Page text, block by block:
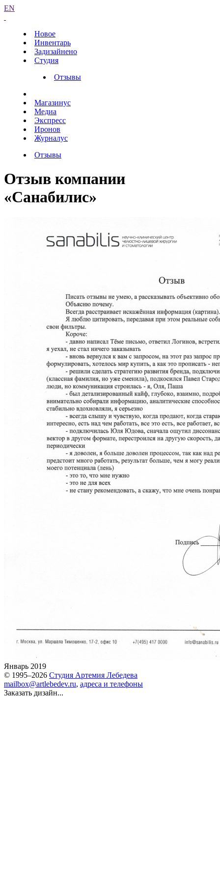
EN
Новое
Инвентарь
Задизайнено
Студия
Отзывы
Магазинус
Медиа
Экспресс
Иронов
Журналус
Отзывы
Отзыв компании
«Санабилис»
Январь 2019
© 1995–2026 Студия Артемия Лебедева
mailbox@artlebedev.ru, адреса и телефоны
Заказать дизайн...